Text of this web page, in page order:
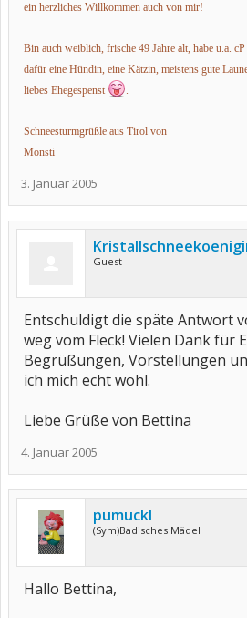
ein herzliches Willkommen auch von mir!
Bin auch weiblich, frische 49 Jahre alt, habe u.a.
dafür eine Hündin, eine Kätzin, meistens gute
liebes Ehegespenst
.
Schneesturmgrüßle aus Tirol von
Monsti
3. Januar 2005
Guest
Entschuldigt die späte Antwort
weg vom Fleck! Vielen Dank für
Begrüßungen, Vorstellungen
ich mich echt wohl.
Liebe Grüße von Bettina
4. Januar 2005
pumuckl
(Sym)Badisches Mädel
Hallo Bettina,